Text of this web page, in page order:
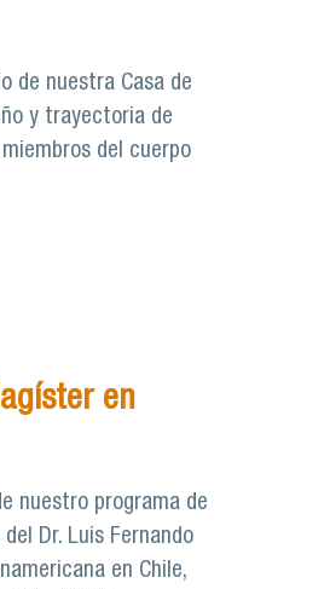
de nuestra Casa de
y trayectoria de
del cuerpo
en
nuestro programa de
Dr. Luis Fernando
en Chile,